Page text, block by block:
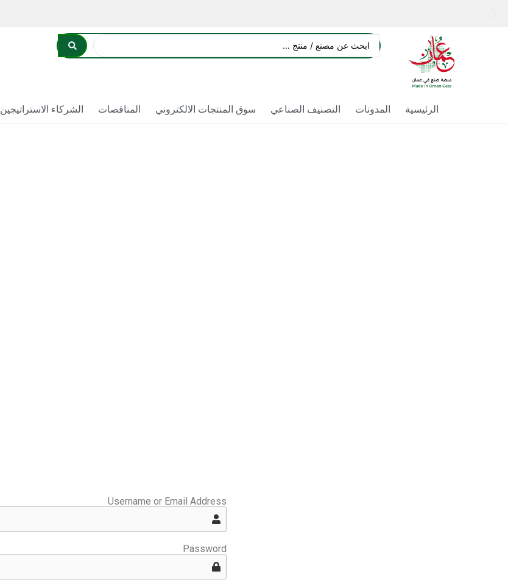
الرئيسية المدونات التصنيف الصناعي سوق المنتجات الالكتروني المناقصات الشركاء الاستراتيجين
Username or Email Address
Password